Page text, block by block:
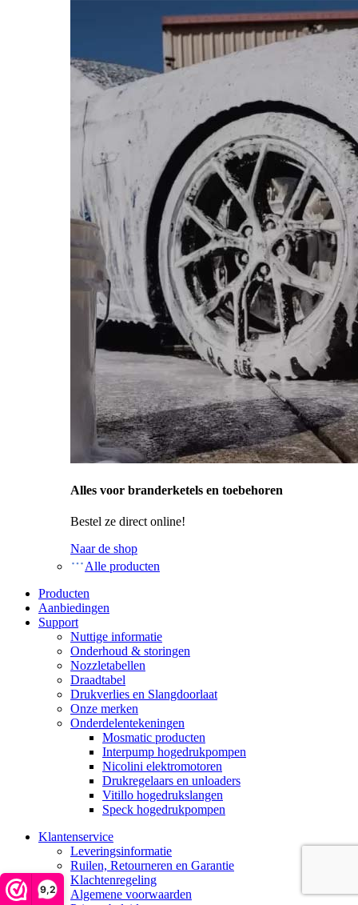
9,2
Alles voor branderketels en toebehoren
Bestel ze direct online!
Naar de shop
Alle producten
Producten
Aanbiedingen
Support
Nuttige informatie
Onderhoud & storingen
Nozzletabellen
Draadtabel
Drukverlies en Slangdoorlaat
Onze merken
Onderdelentekeningen
Mosmatic producten
Interpump hogedrukpompen
Nicolini elektromotoren
Drukregelaars en unloaders
Vitillo hogedrukslangen
Speck hogedrukpompen
Klantenservice
Leveringsinformatie
Ruilen, Retourneren en Garantie
Klachtenregeling
Algemene voorwaarden